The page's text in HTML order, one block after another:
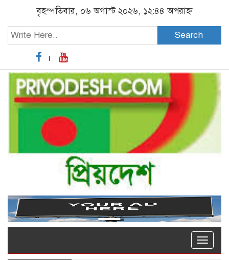
বৃহস্পতিবার, ০৬ অগাস্ট ২০২৬, ১২:৪৪ অপরাহ্ন
Search
Toggle